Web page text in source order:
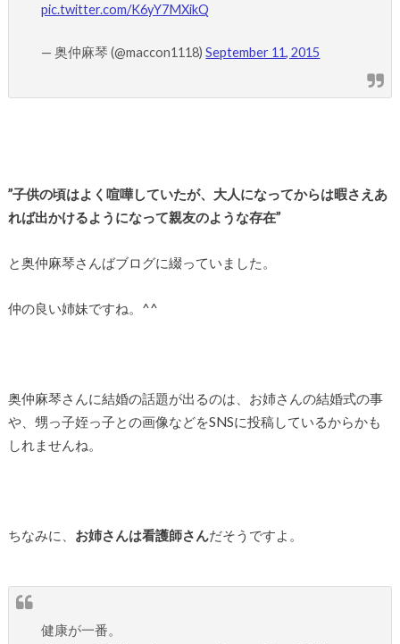
pic.twitter.com/K6yY7MXikQ
— 奥仲麻琴 (@maccon1118)September 11, 2015
”子供の頃はよく喧嘩していたが、大人になってからは暇さえあ
れば出かけるようになって親友のような存在”
と奥仲麻琴さんばブログに綴っていました。
仲の良い姉妹ですね。^^
奥仲麻琴さんに結婚の話題が出るのは、お姉さんの結婚式の事
や、甥っ子姪っ子との画像などをSNSに投稿しているからかも
しれませんね。
ちなみに、 お姉さんは看護師さんだそうですよ。
健康が一番。